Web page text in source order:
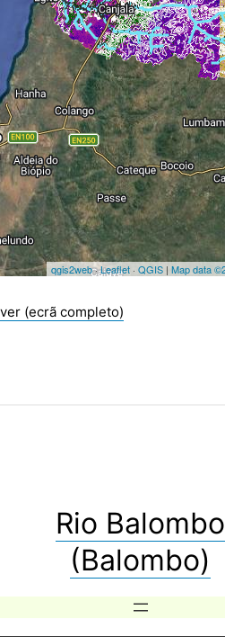
ver (ecrã completo)
Rio Balombo
(Balombo)